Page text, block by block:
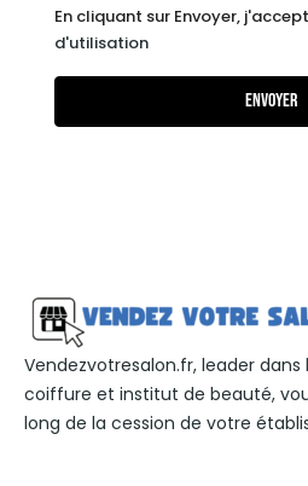
En cliquant sur Envoyer,
d'utilisation
Envoyer
Vendezvotresalon.fr, leader
coiffure et institut de beauté,
long de la cession de votre